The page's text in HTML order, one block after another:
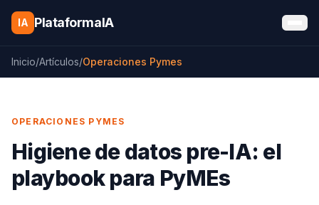
Saltar al contenido
IA PlataformaIA
Inicio/Artículos/Operaciones Pymes
OPERACIONES PYMES
Higiene de datos pre-IA: el
playbook para PyMEs